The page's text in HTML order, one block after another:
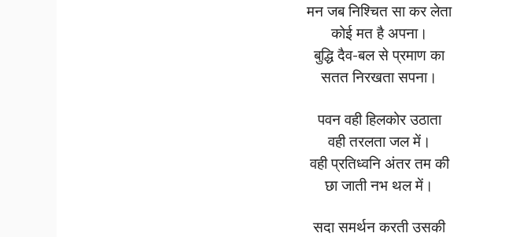
मन जब निश्चित सा कर लेता
कोई मत है अपना।
बुद्धि दैव-बल से प्रमाण का
सतत निरखता सपना।
पवन वही हिलकोर उठाता
वही तरलता जल में।
वही प्रतिध्वनि अंतर तम की
छा जाती नभ थल में।
सदा समर्थन करती उसकी